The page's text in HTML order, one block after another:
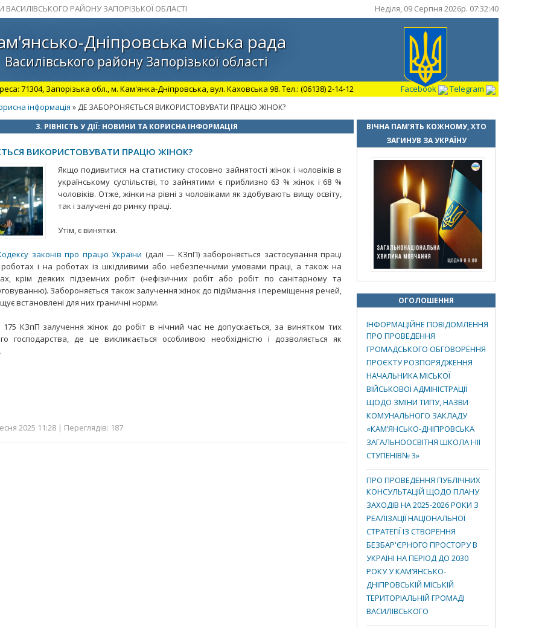
ВАСИЛІВСЬКОГО РАЙОНУ ЗАПОРІЗЬКОЇ ОБЛАСТІ Неділя, 09 Серпня 2026р. 07:32:41
Дніпровська міська рада
Василівського району Запорізької області
71304, Запорізька обл., м. Кам'янка-Дніпровська, вул. Каховська 98. Тел.: (06138) 2-14-12 Facebook
Telegram
інформація » ДЕ ЗАБОРОНЯЄТЬСЯ ВИКОРИСТОВУВАТИ ПРАЦЮ ЖІНОК?
3. РІВНІСТЬ У ДІЇ: НОВИНИ ТА КОРИСНА ІНФОРМАЦІЯ
ВИКОРИСТОВУВАТИ ПРАЦЮ ЖІНОК?
Якщо подивитися на статистику стосовно зайнятості жінок і чоловіків в
українському суспільстві, то зайнятими є приблизно 63 % жінок і 68 %
чоловіків. Отже, жінки на рівні з чоловіками як здобувають вищу освіту,
так і залучені до ринку праці.
Утім, є винятки.
законів про працю України (далі — КЗпП) забороняється застосування праці
і на роботах із шкідливими або небезпечними умовами праці, а також на
крім деяких підземних робіт (нефізичних робіт або робіт по санітарному та
Забороняється також залучення жінок до підіймання і переміщення речей,
встановлені для них граничні норми.
175 КЗпП залучення жінок до робіт в нічний час не допускається, за винятком тих
господарства, де це викликається особливою необхідністю і дозволяється як
2025 11:28 | Переглядів: 187
ВІЧНА ПАМ’ЯТЬ КОЖНОМУ, ХТО
ЗАГИНУВ ЗА УКРАЇНУ
ОГОЛОШЕННЯ
ІНФОРМАЦІЙНЕ ПОВІДОМЛЕННЯ
ПРО ПРОВЕДЕННЯ
ГРОМАДСЬКОГО ОБГОВОРЕННЯ
ПРОЄКТУ РОЗПОРЯДЖЕННЯ
НАЧАЛЬНИКА МІСЬКОЇ
ВІЙСЬКОВОЇ АДМІНІСТРАЦІЇ
ЩОДО ЗМІНИ ТИПУ, НАЗВИ
КОМУНАЛЬНОГО ЗАКЛАДУ
«КАМ’ЯНСЬКО-ДНІПРОВСЬКА
ЗАГАЛЬНООСВІТНЯ ШКОЛА І-ІІІ
СТУПЕНІВ№ 3»
ПРО ПРОВЕДЕННЯ ПУБЛІЧНИХ
КОНСУЛЬТАЦІЙ ЩОДО ПЛАНУ
ЗАХОДІВ НА 2025-2026 РОКИ З
РЕАЛІЗАЦІЇ НАЦІОНАЛЬНОЇ
СТРАТЕГІЇ ІЗ СТВОРЕННЯ
БЕЗБАР'ЄРНОГО ПРОСТОРУ В
УКРАЇНІ НА ПЕРІОД ДО 2030
РОКУ У КАМ’ЯНСЬКО-
ДНІПРОВСЬКІЙ МІСЬКІЙ
ТЕРИТОРІАЛЬНІЙ ГРОМАДІ
ВАСИЛІВСЬКОГО